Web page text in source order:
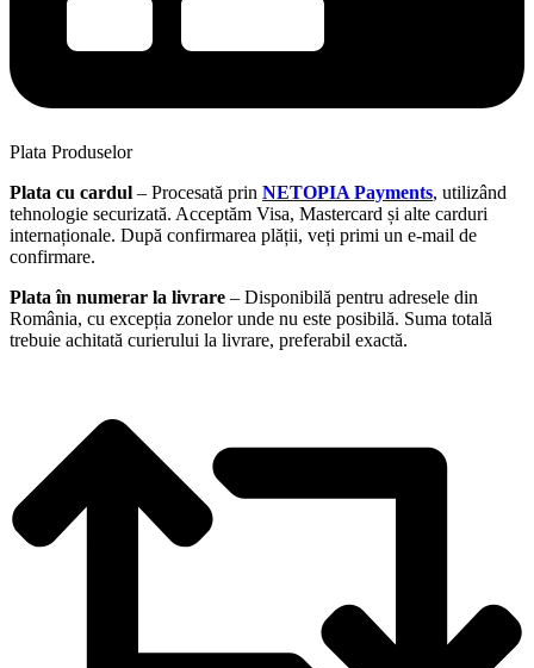
Plata Produselor
Plata cu cardul – Procesată prin NETOPIA Payments, utilizând
tehnologie securizată. Acceptăm Visa, Mastercard și alte carduri
internaționale. După confirmarea plății, veți primi un e-mail de
confirmare.
Plata în numerar la livrare – Disponibilă pentru adresele din
România, cu excepția zonelor unde nu este posibilă. Suma totală
trebuie achitată curierului la livrare, preferabil exactă.